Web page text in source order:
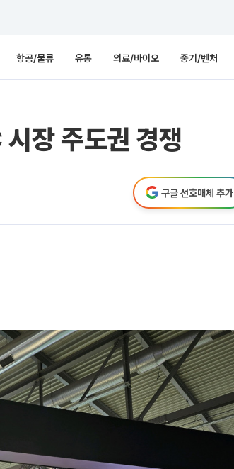
항공/물류 유통 의료/바이오 중기/벤처
장 주도권 경쟁
구글 선호매체 추가